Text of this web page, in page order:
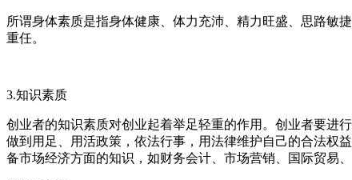
所谓身体素质是指身体健康、体力充沛、精力旺盛、思路敏
重任。
3.知识素质
创业者的知识素质对创业起着举足轻重的作用。创业者要进
做到用足、用活政策，依法行事，用法律维护自己的合法权
备市场经济方面的知识，如财务会计、市场营销、国际贸易、